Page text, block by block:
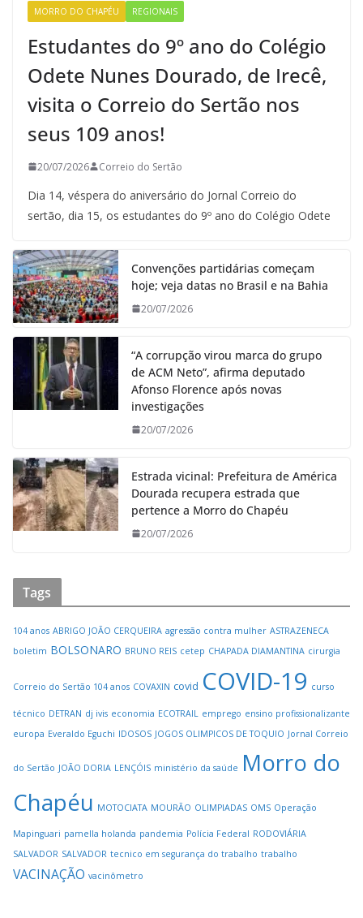
MORRO DO CHAPÉU REGIONAIS
Estudantes do 9º ano do Colégio
Odete Nunes Dourado, de Irecê,
visita o Correio do Sertão nos
seus 109 anos!
20/07/2026 Correio do Sertão
Dia 14, véspera do aniversário do Jornal Correio do
sertão, dia 15, os estudantes do 9º ano do Colégio Odete
Convenções partidárias começam
hoje; veja datas no Brasil e na Bahia
20/07/2026
“A corrupção virou marca do grupo
de ACM Neto”, afirma deputado
Afonso Florence após novas
investigações
20/07/2026
Estrada vicinal: Prefeitura de América
Dourada recupera estrada que
pertence a Morro do Chapéu
20/07/2026
Tags
104 anos ABRIGO JOÃO CERQUEIRA agressão contra mulher ASTRAZENECA
boletim BOLSONARO BRUNO REIS cetep CHAPADA DIAMANTINA cirurgia
Correio do Sertão 104 anos COVAXIN covid COVID-19 curso
técnico DETRAN dj ivis economia ECOTRAIL emprego ensino profissionalizante
europa Everaldo Eguchi IDOSOS JOGOS OLIMPICOS DE TOQUIO Jornal Correio
do Sertão JOÃO DORIA LENÇÓIS ministério da saúde Morro do
Chapéu MOTOCIATA MOURÃO OLIMPIADAS OMS Operação
Mapinguari pamella holanda pandemia Polícia Federal RODOVIÁRIA
SALVADOR SALVADOR tecnico em segurança do trabalho trabalho
VACINAÇÃO vacinômetro